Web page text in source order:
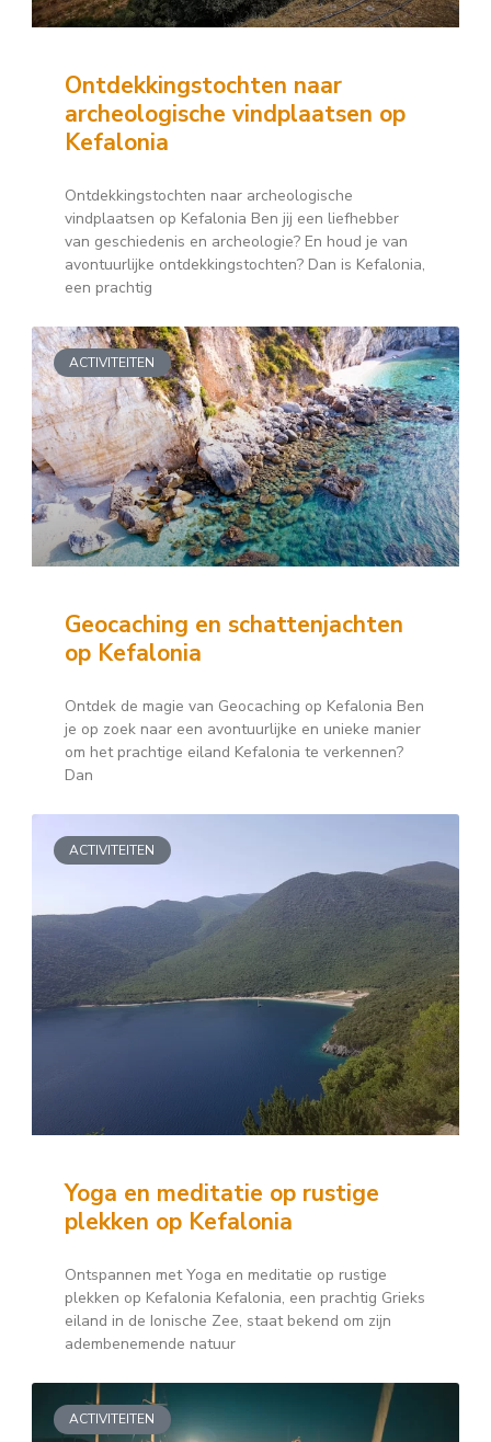
Ontdekkingstochten naar
archeologische vindplaatsen op
Kefalonia
Ontdekkingstochten naar archeologische
vindplaatsen op Kefalonia Ben jij een liefhebber
van geschiedenis en archeologie? En houd je van
avontuurlijke ontdekkingstochten? Dan is Kefalonia,
een prachtig
ACTIVITEITEN
Geocaching en schattenjachten
op Kefalonia
Ontdek de magie van Geocaching op Kefalonia Ben
je op zoek naar een avontuurlijke en unieke manier
om het prachtige eiland Kefalonia te verkennen?
Dan
ACTIVITEITEN
Yoga en meditatie op rustige
plekken op Kefalonia
Ontspannen met Yoga en meditatie op rustige
plekken op Kefalonia Kefalonia, een prachtig Grieks
eiland in de Ionische Zee, staat bekend om zijn
adembenemende natuur
ACTIVITEITEN